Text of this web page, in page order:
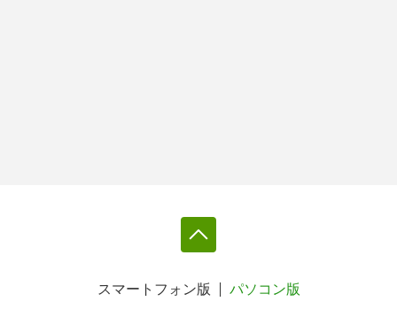
スマートフォン版 パソコン版